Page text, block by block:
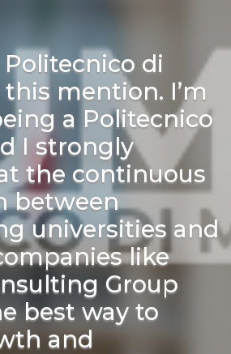
di
mention. I’m
a Politecnico
I strongly
the continuous
between
universities and
like
Group
best way to
and